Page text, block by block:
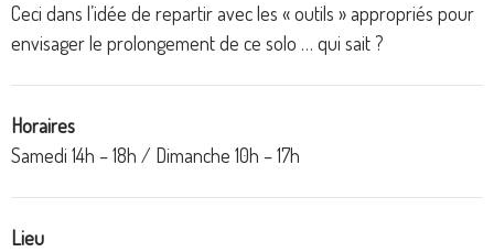
Ceci dans l’idée de repartir avec les « outils » appropriés pour
envisager le prolongement de ce solo … qui sait ?
Horaires
Samedi 14h – 18h / Dimanche 10h – 17h
Lieu